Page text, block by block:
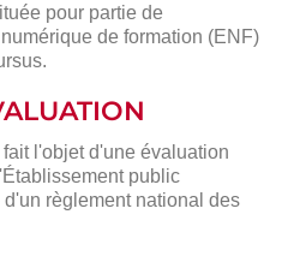
pour partie de
de formation (ENF)
l'objet d'une évaluation
public
règlement national des